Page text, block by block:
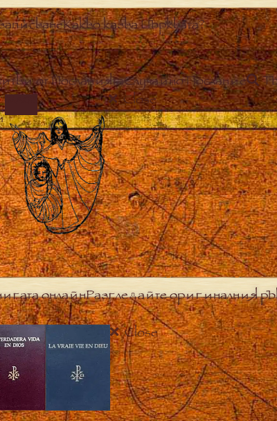
Какво казва Църквата?
от ПосланиятаСлучайно Послание
Close
онлайнРазгледайте оригиналния
Close